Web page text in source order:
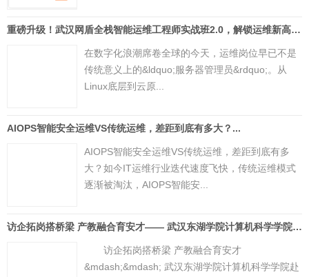
重磅升级！武汉网盾全栈智能运维工程师实战班2.0，解锁运维新高度...
在数字化浪潮席卷全球的今天，运维岗位早已不是
传统意义上的&ldquo;服务器管理员&rdquo;。从
Linux底层到云原...
AIOPS智能安全运维VS传统运维，差距到底有多大？...
AIOPS智能安全运维VS传统运维，差距到底有多
大？如今IT运维行业迭代速度飞快，传统运维模式
逐渐被淘汰，AIOPS智能安...
访企拓岗搭桥梁 产教融合育安才—— 武汉东湖学院计算机科学学院赴网盾学校深化合作...
访企拓岗搭桥梁 产教融合育安才
&mdash;&mdash; 武汉东湖学院计算机科学学院赴